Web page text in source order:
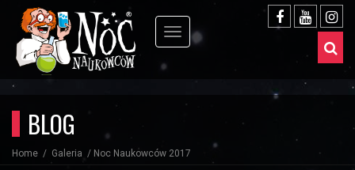
BLOG
Home Galeria Noc Naukowców 2017